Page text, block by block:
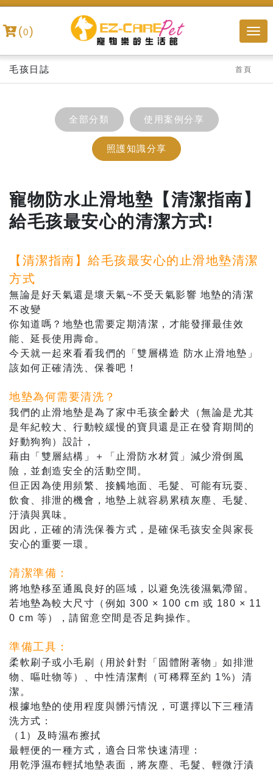
(0)
毛孩日誌 首頁
全部分類 使用案例分享
照護知識分享
寵物防水止滑地墊【清潔指南】
給毛孩最安心的清潔方式!
【清潔指南】給毛孩最安心的止滑地墊清潔
方式
無論是好天氣還是壞天氣~不受天氣影響 地墊的清潔
不改變
你知道嗎？地墊也需要定期清潔，才能發揮最佳效
能、延長使用壽命。
今天就一起來看看我們的「雙層構造 防水止滑地墊」
該如何正確清洗、保養吧！
地墊為何需要清洗？
我們的止滑地墊是為了家中毛孩全齡犬（無論是尤其
是年紀較大、行動較緩慢的寶貝還是正在發育期間的
好動狗狗）設計，
藉由「雙層結構」＋「止滑防水材質」減少滑倒風
險，並創造安全的活動空間。
但正因為使用頻繁、接觸地面、毛髮、可能有玩耍、
飲食、排泄的機會，地墊上就容易累積灰塵、毛髮、
汙漬與異味。
因此，正確的清洗保養方式，是確保毛孩安全與家長
安心的重要一環。
清潔準備：
將地墊移至通風良好的區域，以避免洗後濕氣滯留。
若地墊為較大尺寸（例如 300 × 100 cm 或 180 × 11
0 cm 等），請留意空間是否足夠操作。
準備工具：
柔軟刷子或小毛刷（用於針對「固體附著物」如排泄
物、嘔吐物等）、中性清潔劑（可稀釋至約 1%）清
潔。
根據地墊的使用程度與髒污情況，可選擇以下三種清
洗方式：
（1）及時濕布擦拭
最輕便的一種方式，適合日常快速清理：
用乾淨濕布輕拭地墊表面，將灰塵、毛髮、輕微汙漬